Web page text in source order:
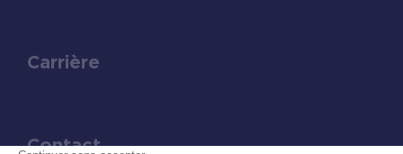
Carrière
Contact